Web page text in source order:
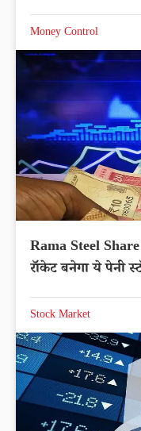
Money Control
Rama Steel
रॉकेट बनेगा ये पेनी
Stock Market